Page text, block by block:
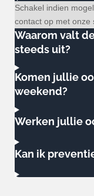
Schakel indien
contact op met onze
Waarom valt
steeds uit?
Komen jullie
weekend?
Werken jullie
Kan ik